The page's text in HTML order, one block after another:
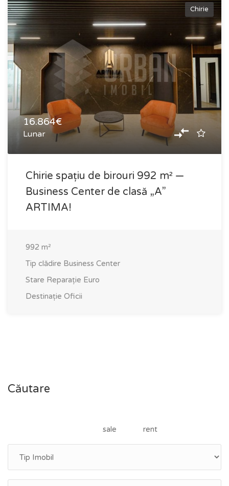
Chirie
16.864€
Lunar
Chirie spațiu de birouri 992 m² —
Business Center de clasă „A”
ARTIMA!
992 m²
Tip clădire Business Center
Stare Reparație Euro
Destinație Oficii
Căutare
sale rent